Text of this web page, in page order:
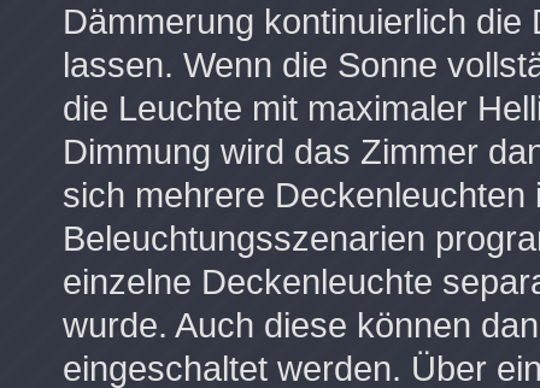
Dämmerung kontinuierlich
lassen. Wenn die Sonne
die Leuchte mit maximaler
Dimmung wird das Zimmer
sich mehrere
Beleuchtungsszenarien
einzelne Deckenleuchte
wurde. Auch diese können
eingeschaltet werden. Über